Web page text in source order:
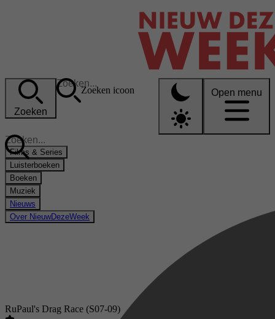
Zoeken
Zoeken icoon Open menu
Films & Series
Luisterboeken
Boeken
Muziek
Nieuws
Over NieuwDezeWeek
RuPaul's Drag Race (S07-09)